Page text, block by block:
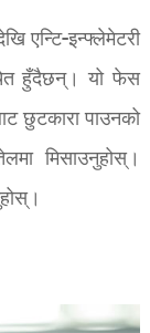
एन्टि-इन्फ्लेमेटरी
हुँदैछन्। यो फेस
छुटकारा पाउनको
मिसाउनुहोस्।